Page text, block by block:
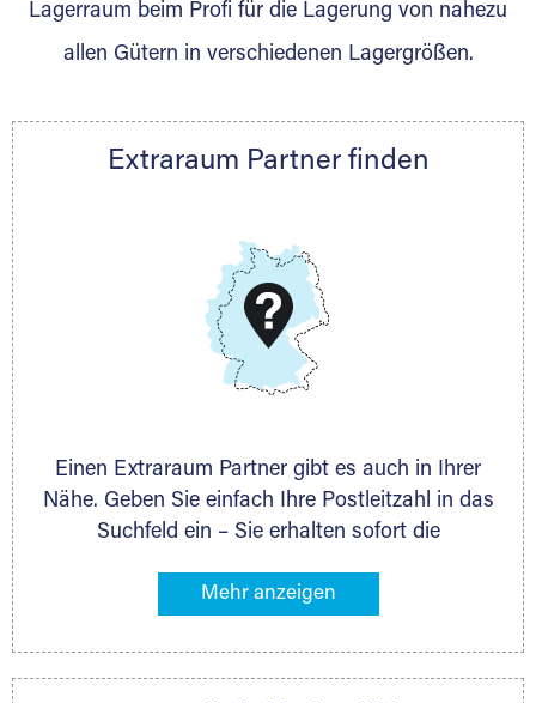
Nachricht.
Telefon:+49 6145 5442 - 404
DMG Aktiengesellschaft
www.dmg-ag.com
Lagerraum beim Profi für die Lagerung von nahezu
allen Gütern in verschiedenen Lagergrößen.
Extraraum Partner finden
Einen Extraraum Partner gibt es auch in Ihrer
Nähe. Geben Sie einfach Ihre Postleitzahl in das
Suchfeld ein – Sie erhalten sofort die
Lagermöglichkeiten in Ihrer Nähe. An zahlreichen
direkt online mieten. Gibt es Extraraum noch